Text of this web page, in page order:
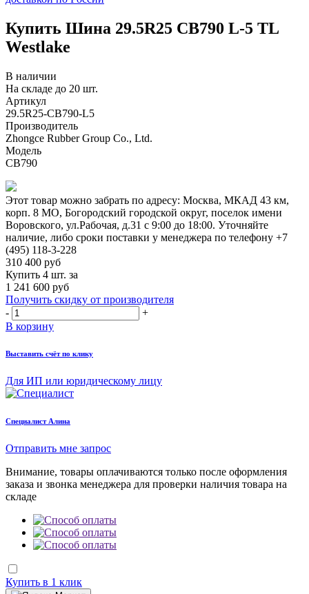
Купить Шина 29.5R25 CB790 L-5 TL
Westlake
В наличии
На складе до 20 шт.
Артикул
29.5R25-CB790-L5
Производитель
Zhongce Rubber Group Co., Ltd.
Модель
CB790
Этот товар можно забрать по адресу: Москва, МКАД 43 км,
корп. 8 МО, Богородский городской округ, поселок имени
Воровского, ул.Рабочая, д.31 с 9:00 до 18:00. Уточняйте
наличие, либо сроки поставки у менеджера по телефону +7
(495) 118-3-228
310 400 руб
Купить 4 шт. за
1 241 600 руб
Получить скидку от производителя
-
+
В корзину
Выставить счёт по клику
Для ИП или юридическому лицу
Cпециалист Алина
Отправить мне запрос
Внимание, товары оплачиваются только после оформления
заказа и звонка менеджера для проверки наличия товара на
складе
Купить в 1 клик